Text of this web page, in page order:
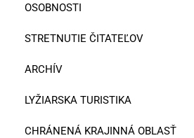
OSOBNOSTI
STRETNUTIE ČITATEĽOV
ARCHÍV
LYŽIARSKA TURISTIKA
CHRÁNENÁ KRAJINNÁ OBLASŤ